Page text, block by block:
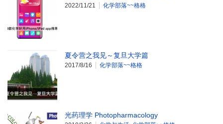
2022/11/21 化学部落~~格格
夏令营之我见～复旦大学篇
2017/8/16 化学部落~~格格
光药理学 Photopharmacology